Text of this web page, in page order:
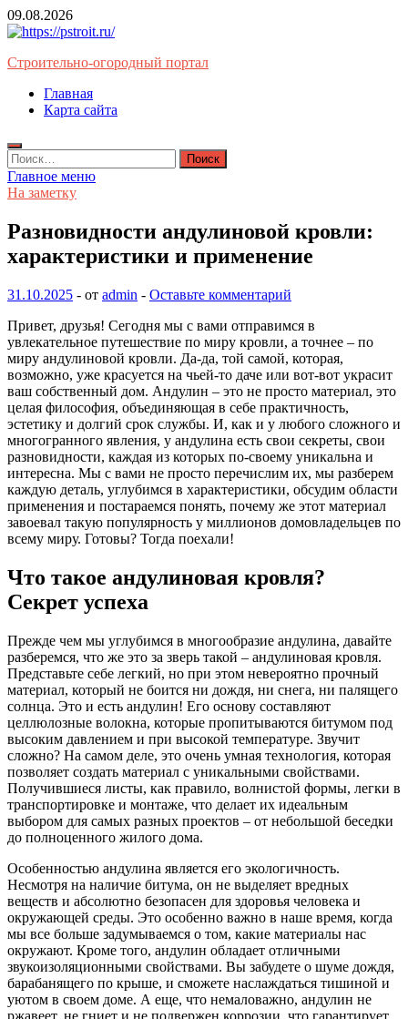
Перейти
к
09.08.2026
Строительно-огородный портал
Главная
Карта сайта
Найти:
Главное меню
На заметку
Разновидности андулиновой кровли:
характеристики и применение
31.10.2025 - от admin - Оставьте комментарий
Привет, друзья! Сегодня мы с вами отправимся в
увлекательное путешествие по миру кровли, а точнее – по
миру андулиновой кровли. Да-да, той самой, которая,
возможно, уже красуется на чьей-то даче или вот-вот украсит
ваш собственный дом. Андулин – это не просто материал, это
целая философия, объединяющая в себе практичность,
эстетику и долгий срок службы. И, как и у любого сложного и
многогранного явления, у андулина есть свои секреты, свои
разновидности, каждая из которых по-своему уникальна и
интересна. Мы с вами не просто перечислим их, мы разберем
каждую деталь, углубимся в характеристики, обсудим области
применения и постараемся понять, почему же этот материал
завоевал такую популярность у миллионов домовладельцев по
всему миру. Готовы? Тогда поехали!
Что такое андулиновая кровля?
Секрет успеха
Прежде чем мы углубимся в многообразие андулина, давайте
разберемся, что же это за зверь такой – андулиновая кровля.
Представьте себе легкий, но при этом невероятно прочный
материал, который не боится ни дождя, ни снега, ни палящего
солнца. Это и есть андулин! Его основу составляют
целлюлозные волокна, которые пропитываются битумом под
высоким давлением и при высокой температуре. Звучит
сложно? На самом деле, это очень умная технология, которая
позволяет создать материал с уникальными свойствами.
Получившиеся листы, как правило, волнистой формы, легки в
транспортировке и монтаже, что делает их идеальным
выбором для самых разных проектов – от небольшой беседки
до полноценного жилого дома.
Особенностью андулина является его экологичность.
Несмотря на наличие битума, он не выделяет вредных
веществ и абсолютно безопасен для здоровья человека и
окружающей среды. Это особенно важно в наше время, когда
мы все больше задумываемся о том, какие материалы нас
окружают. Кроме того, андулин обладает отличными
звукоизоляционными свойствами. Вы забудете о шуме дождя,
барабанящего по крыше, и сможете наслаждаться тишиной и
уютом в своем доме. А еще, что немаловажно, андулин не
ржавеет, не гниет и не подвержен коррозии, что гарантирует